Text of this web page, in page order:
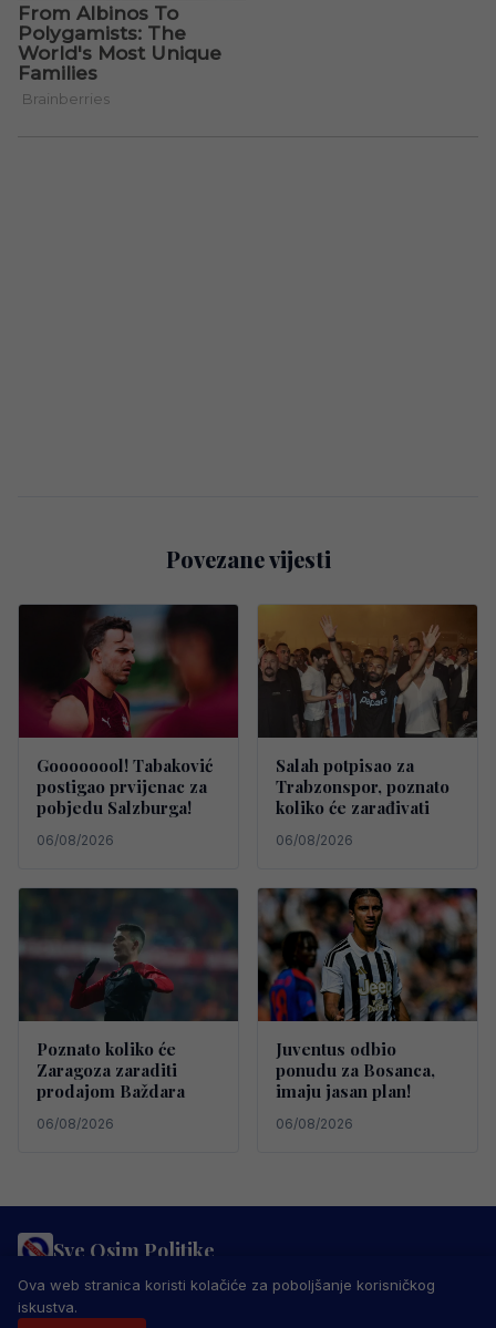
Povezane vijesti
Goooooool! Tabaković
postigao prvijenac za
pobjedu Salzburga!
06/08/2026
Salah potpisao za
Trabzonspor, poznato
koliko će zarađivati
06/08/2026
Poznato koliko će
Zaragoza zaraditi
prodajom Baždara
06/08/2026
Juventus odbio
ponudu za Bosanca,
imaju jasan plan!
06/08/2026
Sve Osim Politike
PRAVILA PRIVATNOSTI MARKETING
USLOVI KORIŠTENJA
IMPRESSUM
© 2026 Sve Osim Politike. Sva prava zadržana.
Ova web stranica koristi kolačiće za poboljšanje korisničkog
iskustva.